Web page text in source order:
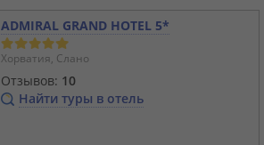
ADMIRAL GRAND HOTEL 5*
Хорватия, Слано
Отзывов: 10
Найти туры в отель